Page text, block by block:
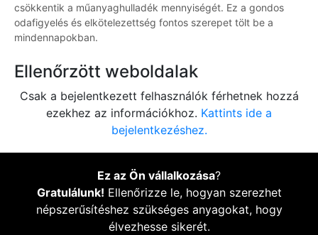
csökkentik a műanyaghulladék mennyiségét. Ez a gondos
odafigyelés és elkötelezettség fontos szerepet tölt be a
mindennapokban.
Ellenőrzött weboldalak
Csak a bejelentkezett felhasználók férhetnek hozzá
ezekhez az információkhoz. Kattints ide a
bejelentkezéshez.
Ez az Ön vállalkozása?
Gratulálunk! Ellenőrizze le, hogyan szerezhet
népszerűsítéshez szükséges anyagokat, hogy
élvezhesse sikerét.